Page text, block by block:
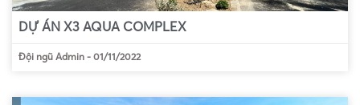
DỰ ÁN X3 AQUA COMPLEX
Đội ngũ Admin - 01/11/2022